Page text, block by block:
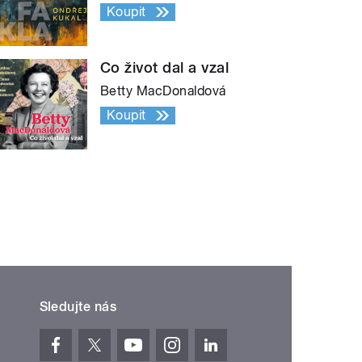
Koupit
Co život dal a vzal
Betty MacDonaldová
Koupit
Sledujte nás